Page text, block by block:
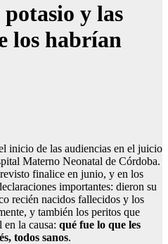
potasio y las
los habrían
inicio de las audiencias en el juicio
Materno Neonatal de Córdoba.
finalice en junio, y en los
importantes: dieron su
recién nacidos fallecidos y los
y también los peritos que
en la causa: qué fue lo que les
todos sanos.